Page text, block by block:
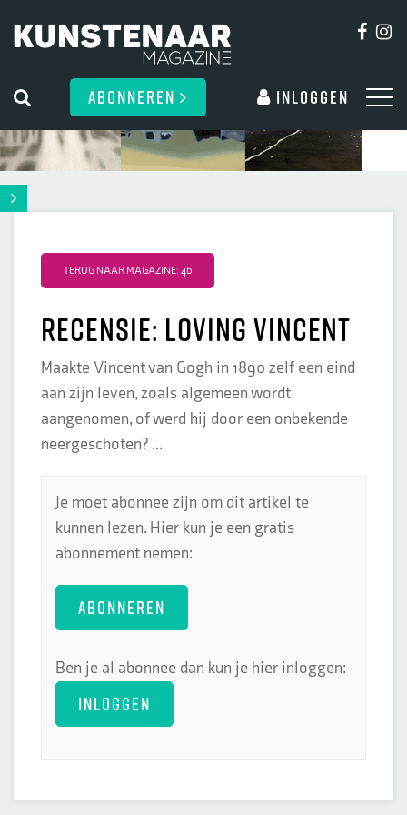
ABONNEREN Inloggen
TERUG NAAR MAGAZINE: 46
Recensie: Loving Vincent
Maakte Vincent van Gogh in 1890 zelf een eind
aan zijn leven, zoals algemeen wordt
aangenomen, of werd hij door een onbekende
neergeschoten? ...
Je moet abonnee zijn om dit artikel te
kunnen lezen. Hier kun je een gratis
abonnement nemen:
ABONNEREN
Ben je al abonnee dan kun je hier inloggen:
INLOGGEN